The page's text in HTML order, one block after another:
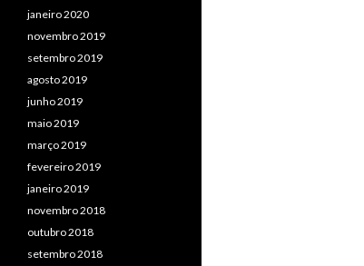
janeiro 2020
novembro 2019
setembro 2019
agosto 2019
junho 2019
maio 2019
março 2019
fevereiro 2019
janeiro 2019
novembro 2018
outubro 2018
setembro 2018